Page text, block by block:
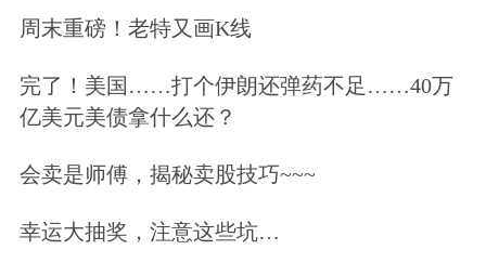
本通知自2025年9月6日起施行。
相关报道
深圳公积金两项规定征求意见 新增购
周末重磅！老特又画K线
完了！美国……打个伊朗还弹药不足……40万
亿美元美债拿什么还？
会卖是师傅，揭秘卖股技巧~~~
幸运大抽奖，注意这些坑…